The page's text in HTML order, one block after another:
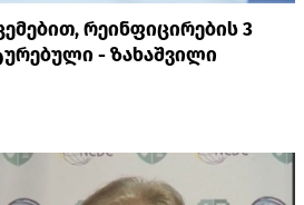
რეინფიცირების 3
- ზახაშვილი